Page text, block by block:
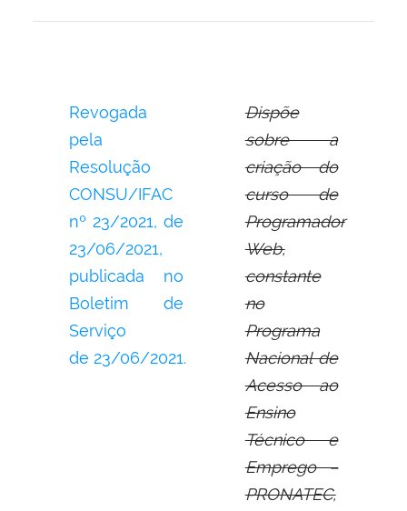
Revogada
pela
Resolução
CONSU/IFAC
nº 23/2021, de
23/06/2021,
publicada no
Boletim de
Serviço
de 23/06/2021.
Dispõe
sobre a
criação do
curso de
Programador
Web,
constante
no
Programa
Nacional de
Acesso ao
Ensino
Técnico e
Emprego –
PRONATEC,